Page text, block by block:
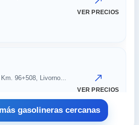
VER PRECIOS
96+508, Livorno...
VER PRECIOS
gasolineras cercanas